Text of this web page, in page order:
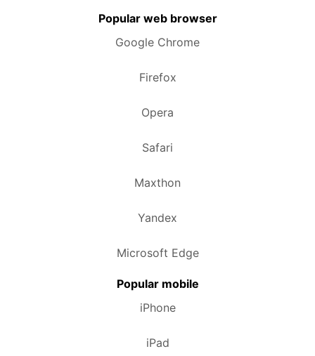
Popular web browser
Google Chrome
Firefox
Opera
Safari
Maxthon
Yandex
Microsoft Edge
Popular mobile
iPhone
iPad